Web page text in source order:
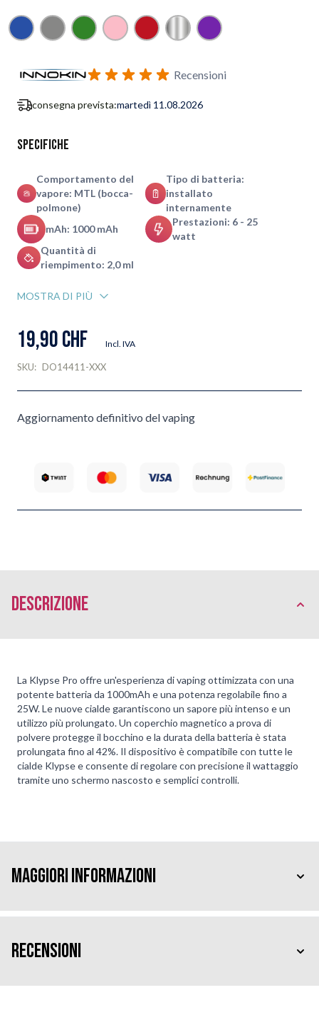
Blu Grigio Verde Rosa Rosso Argento Viola
Iscriviti al modulo di notifica ritorno in stock
Recensioni
consegna prevista:martedì 11.08.2026
Specifiche
Comportamento del
vapore: MTL (bocca-
polmone)
Tipo di batteria:
installato
internamente
mAh: 1000 mAh
Prestazioni: 6 - 25
watt
Quantità di
riempimento: 2,0 ml
MOSTRA DI PIÙ
19,90 CHF Incl. IVA
SKU: DO14411-XXX
Aggiornamento definitivo del vaping
Descrizione
La Klypse Pro offre un'esperienza di vaping ottimizzata con una
potente batteria da 1000mAh e una potenza regolabile fino a
25W. Le nuove cialde garantiscono un sapore più intenso e un
utilizzo più prolungato. Un coperchio magnetico a prova di
polvere protegge il bocchino e la durata della batteria è stata
prolungata fino al 42%. Il dispositivo è compatibile con tutte le
cialde Klypse e consente di regolare con precisione il wattaggio
tramite uno schermo nascosto e semplici controlli.
Maggiori Informazioni
Recensioni